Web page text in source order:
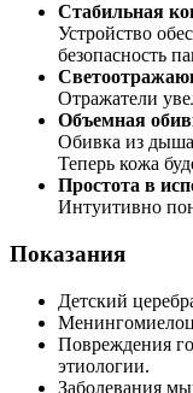
Стабильная
Устройство
безопасность
Отражатели
Объемная
Обивка из
Теперь кожа
Простота в
Интуитивно
Показания
Детский
Повреждения
этиологии.
Заболевания